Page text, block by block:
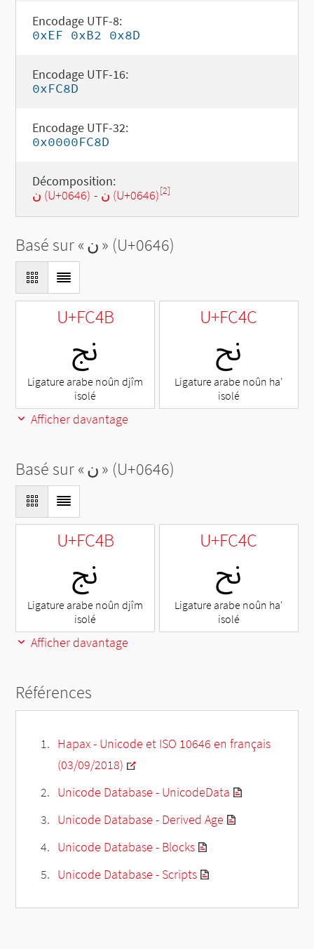
Encodage UTF-8:
0xEF 0xB2 0x8D
Encodage UTF-16:
0xFC8D
Encodage UTF-32:
0x0000FC8D
Décomposition:
ن (U+0646) - ن (U+0646)[2]
Basé sur «ن» (U+0646)
U+FC4B
ﱋ
Ligature arabe noûn djîm
isolé
U+FC4C
ﱌ
Ligature arabe noûn ha'
isolé
Afficher davantage
Basé sur «ن» (U+0646)
U+FC4B
ﱋ
Ligature arabe noûn djîm
isolé
U+FC4C
ﱌ
Ligature arabe noûn ha'
isolé
Afficher davantage
Références
Hapax - Unicode et ISO 10646 en français
(03/09/2018)
Unicode Database - UnicodeData
Unicode Database - Derived Age
Unicode Database - Blocks
Unicode Database - Scripts